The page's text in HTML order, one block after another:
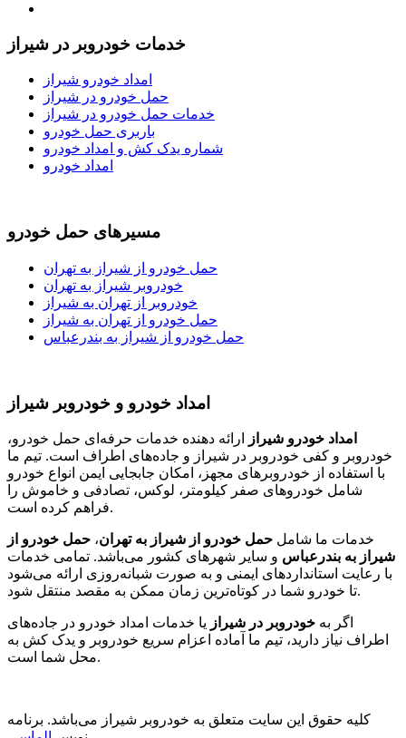
خدمات خودروبر در شیراز
امداد خودرو شیراز
حمل خودرو در شیراز
خدمات حمل خودرو در شیراز
باربری حمل خودرو
شماره یدک کش و امداد خودرو
امداد خودرو
مسیرهای حمل خودرو
حمل خودرو از شیراز به تهران
خودروبر شیراز به تهران
خودروبر از تهران به شیراز
حمل خودرو از تهران به شیراز
حمل خودرو از شیراز به بندرعباس
امداد خودرو و خودروبر شیراز
امداد خودرو شیراز
ارائه دهنده خدمات حرفه‌ای حمل خودرو،
خودروبر و کفی خودروبر در شیراز و جاده‌های اطراف است. تیم ما
با استفاده از خودروبرهای مجهز، امکان جابجایی ایمن انواع خودرو
شامل خودروهای صفر کیلومتر، لوکس، تصادفی و خاموش را
فراهم کرده است.
خدمات ما شامل حمل خودرو از شیراز به تهران، حمل خودرو از
شیراز به بندرعباس و سایر شهرهای کشور می‌باشد. تمامی خدمات
با رعایت استانداردهای ایمنی و به صورت شبانه‌روزی ارائه می‌شود
تا خودرو شما در کوتاه‌ترین زمان ممکن به مقصد منتقل شود.
اگر به خودروبر در شیراز یا خدمات امداد خودرو در جاده‌های
اطراف نیاز دارید، تیم ما آماده اعزام سریع خودروبر و یدک کش به
محل شما است.
کلیه حقوق این سایت متعلق به خودروبر شیراز می‌باشد. برنامه